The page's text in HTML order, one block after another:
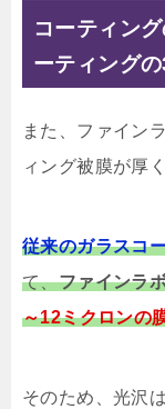
コーティン
ーティングの
また、ファイン
ィング被膜が厚
従来のガラスコ
て、ファインラ
～12ミクロンの
そのため、 光沢